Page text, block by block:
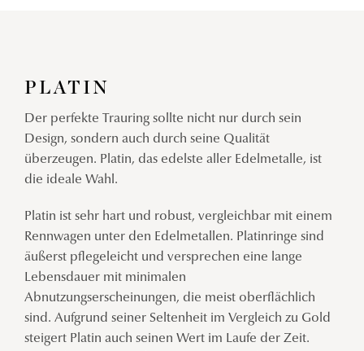
PLATIN
Der perfekte Trauring sollte nicht nur durch sein
Design, sondern auch durch seine Qualität
überzeugen. Platin, das edelste aller Edelmetalle, ist
die ideale Wahl.
Platin ist sehr hart und robust, vergleichbar mit einem
Rennwagen unter den Edelmetallen. Platinringe sind
äußerst pflegeleicht und versprechen eine lange
Lebensdauer mit minimalen
Abnutzungserscheinungen, die meist oberflächlich
sind. Aufgrund seiner Seltenheit im Vergleich zu Gold
steigert Platin auch seinen Wert im Laufe der Zeit.